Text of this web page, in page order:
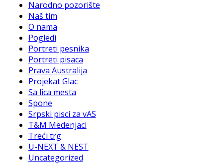
Narodno pozorište
Naš tim
O nama
Pogledi
Portreti pesnika
Portreti pisaca
Prava Australija
Projekat Glac
Sa lica mesta
Spone
Srpski pisci za vAS
T&M Medenjaci
Treći trg
U-NEXT & NEST
Uncategorized